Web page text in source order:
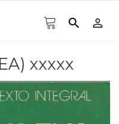
search person_outline
xxxxx